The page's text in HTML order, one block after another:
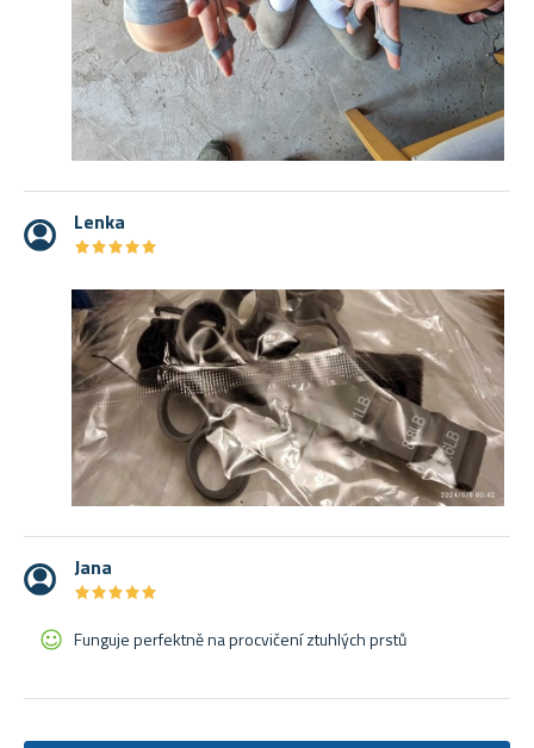
Lenka
★★★★★
★★★★★
Jana
★★★★★
★★★★★
Funguje perfektně na procvičení ztuhlých prstů